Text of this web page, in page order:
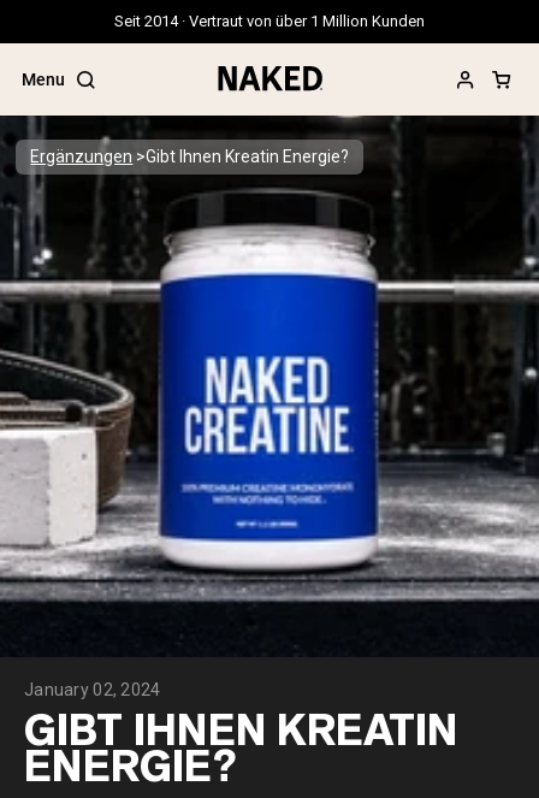
Seit 2014 · Vertraut von über 1 Million Kunden
Menu
Beliebte Suchbegriffe
”Protein Powder“
”Overnight Oats“
”Vegan protein“
”Collagen“
”Micellar Casein“
Ergänzungen Gibt Ihnen Kreatin Energie?
January 02, 2024
GIBT IHNEN KREATIN
ENERGIE?